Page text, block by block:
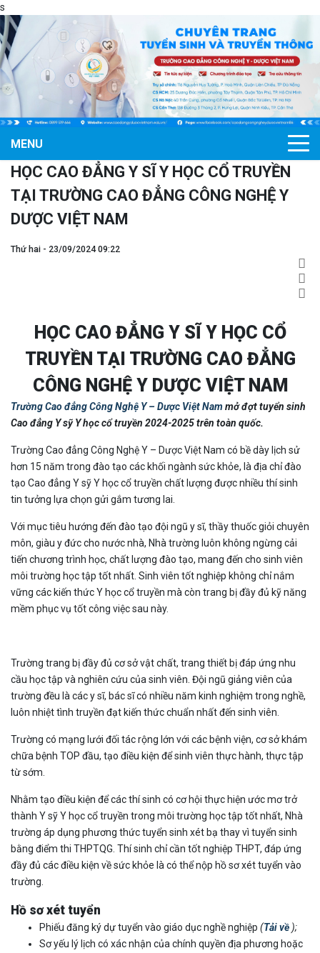
s
MENU
HỌC CAO ĐẲNG Y SĨ Y HỌC CỔ TRUYỀN
TẠI TRƯỜNG CAO ĐẲNG CÔNG NGHỆ Y
DƯỢC VIỆT NAM
Thứ hai - 23/09/2024 09:22
HỌC CAO ĐẲNG Y SĨ Y HỌC CỔ
TRUYỀN TẠI TRƯỜNG CAO ĐẲNG
CÔNG NGHỆ Y DƯỢC VIỆT NAM
Trường Cao đẳng Công Nghệ Y – Dược Việt Nammở đợt tuyển sinh
Cao đẳng Y sỹ Y học cổ truyền 2024-2025 trên toàn quốc.
Trường Cao đẳng Công Nghệ Y – Dược Việt Nam có bề dày lịch sử
hơn 15 năm trong đào tạo các khối ngành sức khỏe, là địa chỉ đào
tạo Cao đẳng Y sỹ Y học cổ truyền chất lượng được nhiều thí sinh
tin tưởng lựa chọn gửi gắm tương lai.
Với mục tiêu hướng đến đào tạo đội ngũ y sĩ, thầy thuốc giỏi chuyên
môn, giàu y đức cho nước nhà, Nhà trường luôn không ngừng cải
tiến chương trình học, chất lượng đào tạo, mang đến cho sinh viên
môi trường học tập tốt nhất. Sinh viên tốt nghiệp không chỉ nắm
vững các kiến thức Y học cổ truyền mà còn trang bị đầy đủ kỹ năng
mềm phục vụ tốt công việc sau này.
Trường trang bị đầy đủ cơ sở vật chất, trang thiết bị đáp ứng nhu
cầu học tập và nghiên cứu của sinh viên. Đội ngũ giảng viên của
trường đều là các y sĩ, bác sĩ có nhiều năm kinh nghiệm trong nghề,
luôn nhiệt tình truyền đạt kiến thức chuẩn nhất đến sinh viên.
Trường có mạng lưới đối tác rộng lớn với các bệnh viện, cơ sở khám
chữa bệnh TOP đầu, tạo điều kiện để sinh viên thực hành, thực tập
từ sớm.
Nhằm tạo điều kiện để các thí sinh có cơ hội thực hiện ước mơ trở
thành Y sỹ Y học cổ truyền trong môi trường học tập tốt nhất, Nhà
trường áp dụng phương thức tuyển sinh xét bạ thay vì tuyển sinh
bằng điểm thi THPTQG. Thí sinh chỉ cần tốt nghiệp THPT, đáp ứng
đầy đủ các điều kiện về sức khỏe là có thể nộp hồ sơ xét tuyển vào
trường.
Hồ sơ xét tuyển
Phiếu đăng ký dự tuyển vào giáo dục nghề nghiệp (Tải về );
Sơ yếu lý lịch có xác nhận của chính quyền địa phương hoặc